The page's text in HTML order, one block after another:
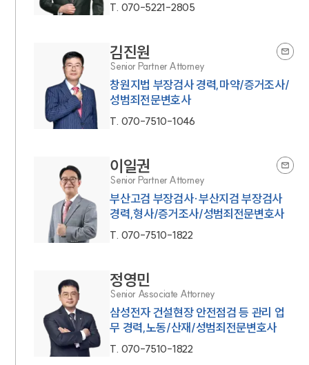
대륜법률상담예약
대륜법률상담예약
T. 070-5221-2805
김진원
Senior Partner Attorney
창원지법 부장검사 경력,마약/증거조사/
성범죄전문변호사
T. 070-7510-1046
이일권
Senior Partner Attorney
부산고검 부장검사·부산지검 부장검사
경력,형사/증거조사/성범죄전문변호사
T. 070-7510-1822
정영민
Senior Associate Attorney
삼성전자 건설현장 안전점검 등 관리 업
무 경력,노동/산재/성범죄전문변호사
T. 070-7510-1822